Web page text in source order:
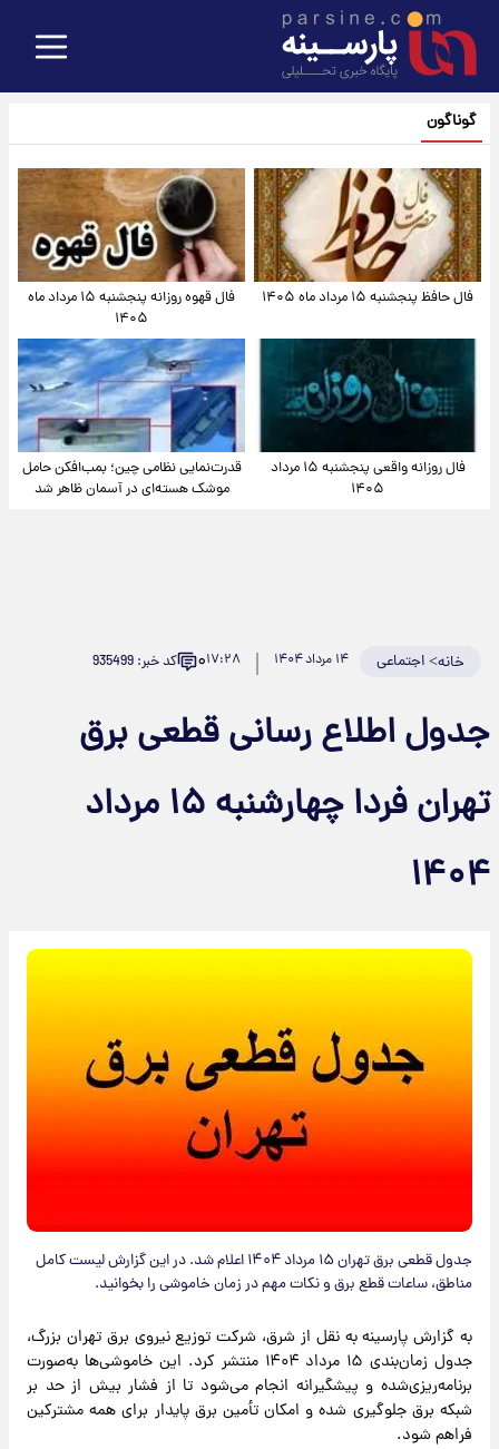
گوناگون
فال حافظ پنجشنبه ۱۵ مرداد ماه ۱۴۰۵
فال قهوه روزانه پنجشنبه ۱۵ مرداد ماه
۱۴۰۵
فال روزانه واقعی پنجشنبه ۱۵ مرداد
۱۴۰۵
قدرت‌نمایی نظامی چین؛ بمب‌افکن حامل
موشک هسته‌ای در آسمان ظاهر شد
خانه>اجتماعی ۱۴ مرداد ۱۴۰۴ ۱۷:۲۸۰ کد خبر: 935499
جدول اطلاع رسانی قطعی برق
تهران فردا چهارشنبه ۱۵ مرداد
۱۴۰۴
جدول قطعی برق تهران ۱۵ مرداد ۱۴۰۴ اعلام شد. در این گزارش لیست کامل
مناطق، ساعات قطع برق و نکات مهم در زمان خاموشی را بخوانید.
به گزارش پارسینه به نقل از شرق، شرکت توزیع نیروی برق تهران بزرگ،
جدول زمان‌بندی ۱۵ مرداد ۱۴۰۴ منتشر کرد. این خاموشی‌ها به‌صورت
برنامه‌ریزی‌شده و پیشگیرانه انجام می‌شود تا از فشار بیش از حد بر
شبکه برق جلوگیری شده و امکان تأمین برق پایدار برای همه مشترکین
فراهم شود.